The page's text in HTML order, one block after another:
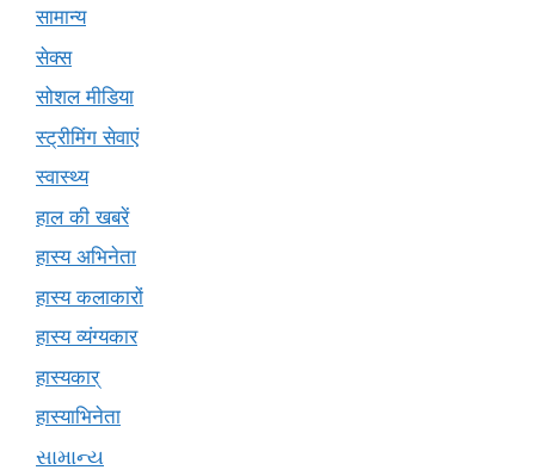
सामान्य
सेक्स
सोशल मीडिया
स्ट्रीमिंग सेवाएं
स्वास्थ्य
हाल की खबरें
हास्य अभिनेता
हास्य कलाकारों
हास्य व्यंग्यकार
हास्यकार्
हास्याभिनेता
સામાન્ય